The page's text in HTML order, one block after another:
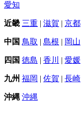
愛知
近畿 三重 | 滋賀 | 京都
中国 鳥取 | 島根 | 岡山
四国 徳島 | 香川 | 愛媛
九州 福岡 | 佐賀 | 長崎
沖縄 沖縄